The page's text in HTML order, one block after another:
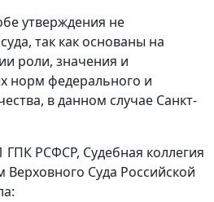
утверждения не
так как основаны на
роли, значения и
норм федерального и
в данном случае Санкт-
ГПК РСФСР, Судебная коллегия
Верховного Суда Российской